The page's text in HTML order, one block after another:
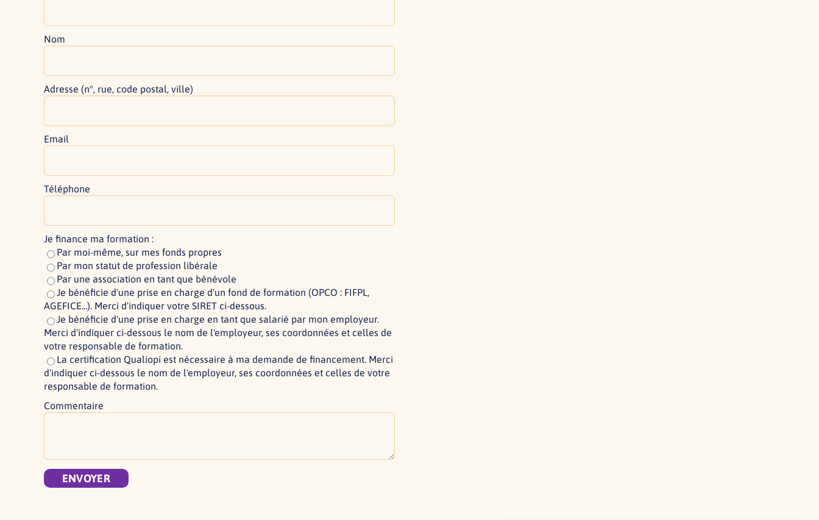
Nom
Adresse (n°, rue, code postal, ville)
Email
Téléphone
Je finance ma formation :
Par moi-même, sur mes fonds propres
Par mon statut de profession libérale
Par une association en tant que bénévole
Je bénéficie d'une prise en charge d'un fond de formation (OPCO : FIFPL,
AGEFICE...). Merci d'indiquer votre SIRET ci-dessous.
Je bénéficie d'une prise en charge en tant que salarié par mon employeur.
Merci d'indiquer ci-dessous le nom de l'employeur, ses coordonnées et celles de
votre responsable de formation.
La certification Qualiopi est nécessaire à ma demande de financement. Merci
d'indiquer ci-dessous le nom de l'employeur, ses coordonnées et celles de votre
responsable de formation.
Commentaire